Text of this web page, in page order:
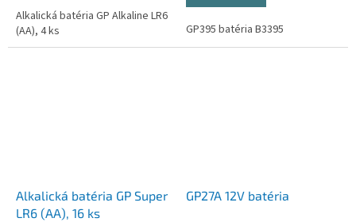
hviezdičiek.
Alkalická batéria GP Alkaline LR6
(AA), 4 ks
GP395 batéria B3395
Alkalická batéria GP Super
LR6 (AA), 16 ks
GP27A 12V batéria